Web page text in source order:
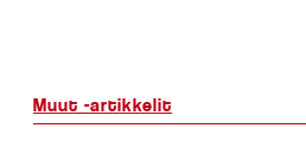
Muut -artikkelit